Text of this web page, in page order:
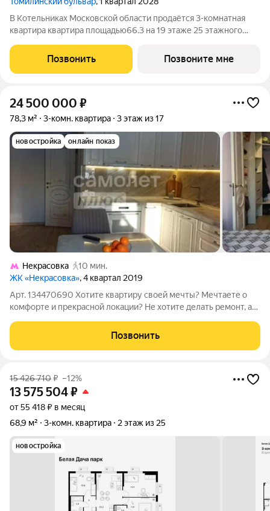
В Котельниках Московской области продаётся 3-комнатная
квартира квартира площадью66.3 на 19 этаже 25 этажного
бульвар». Удобное расположение 20 минут пешком до
станции метро «Котельники» и 10
Позвонить Позвоните мне
24 500 000 ₽
78,3 м² 3-комн. квартира 3 этаж из 17
новостройка онлайн показ
Некрасовка
10 мин.
ЖК «Некрасовка», 4 квартал 2019
Арт. 134470690 Хотите квартиру своей мечты? Мечтаете о
комфорте и прекрасной локации? Не хотите делать ремонт, а
несколько дней! Реально крутая и современная 3-х ком.
квартира 78,3 м2 (с
Позвонить
15 426 710₽ –12%
13 575 504₽
от 55 418 ₽ в месяц
68,9 м²
3-комн. квартира 2 этаж из 25
новостройка